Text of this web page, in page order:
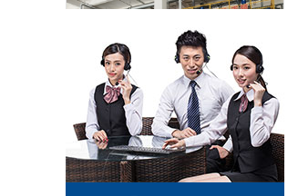
数据中心液冷散热介质选型要点 低损耗导热油应用特性解析